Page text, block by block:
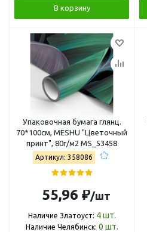
В корзину
Упаковочная бумага глянц.
70*100см, MESHU "Цветочный
принт", 80г/м2 MS_53458
Артикул: 358086
55,96 ₽/шт
Наличие Златоуст: 4 шт.
Наличие Челябинск: 0 шт.